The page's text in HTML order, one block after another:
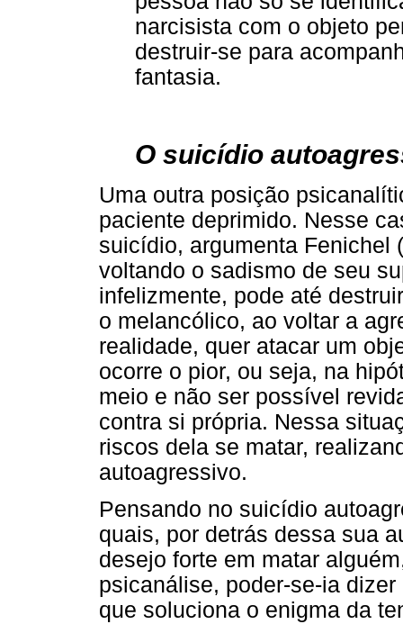
narcisista com o objeto
destruir-se para
fantasia.
O suicídio
Uma outra posição
paciente deprimido. Nesse
suicídio, argumenta Fenichel
voltando o sadismo de seu
infelizmente, pode até
o melancólico, ao voltar a
realidade, quer atacar um
ocorre o pior, ou seja, na
meio e não ser possível
contra si própria. Nessa
riscos dela se matar,
autoagressivo.
Pensando no suicídio
quais, por detrás dessa sua
desejo forte em matar
psicanálise, poder-se-ia
que soluciona o enigma da